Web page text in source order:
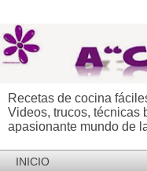
Recetas de cocina
Videos, trucos, técnicas
apasionante mundo de